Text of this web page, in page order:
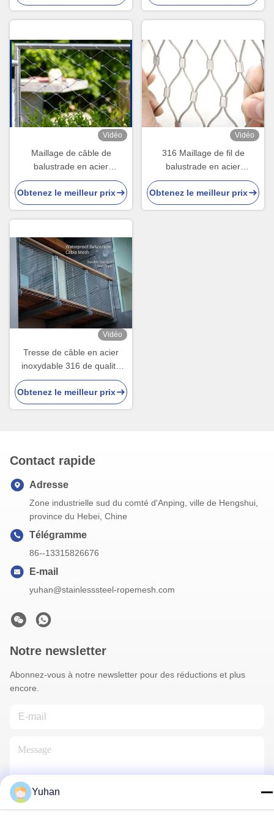
Vidéo
Maillage de câble de
balustrade en acier
inoxydable avec une longue
durée de vie pour la
construction et la décoration
du jardin
Obtenez le meilleur prix
Vidéo
316 Maillage de fil de
balustrade en acier
inoxydable 3 mm Maillage
anti-chute
Obtenez le meilleur prix
Vidéo
Tresse de câble en acier
inoxydable 316 de qualité
marine, étanche, pour
balustrade, maille de câble
avec ouverture de 100 mm x
Obtenez le meilleur prix
Contact rapide
Adresse
Zone industrielle sud du comté d'Anping, ville de Hengshui,
province du Hebei, Chine
Télégramme
86--13315826676
E-mail
yuhan@stainlesssteel-ropemesh.com
Notre newsletter
Abonnez-vous à notre newsletter pour des réductions et plus
encore.
Yuhan